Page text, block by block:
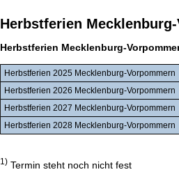
Herbstferien Mecklenburg-
Herbstferien Mecklenburg-
Herbstferien 2025 Mecklenburg-Vorpommern
Herbstferien 2026 Mecklenburg-Vorpommern
Herbstferien 2027 Mecklenburg-Vorpommern
Herbstferien 2028 Mecklenburg-Vorpommern
1) Termin steht noch nicht fest